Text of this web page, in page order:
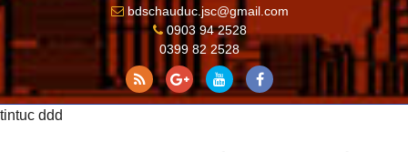
bdschauduc.jsc@gmail.com
0903 94 2528
0399 82 2528
tintuc ddd